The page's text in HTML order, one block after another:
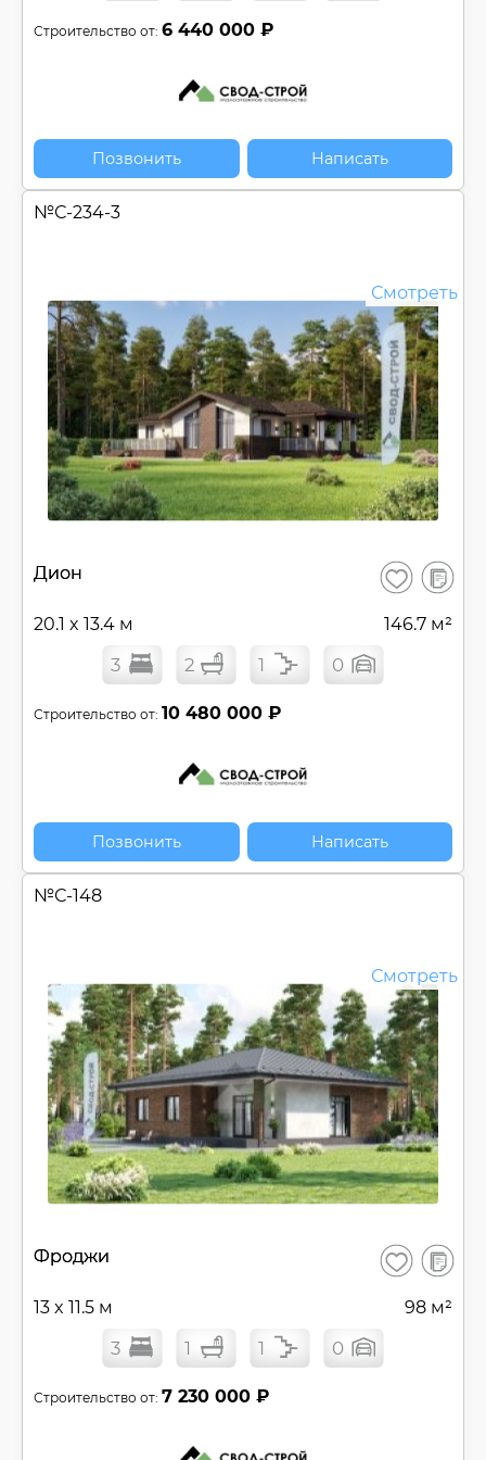
Строительство от: 6 440 000 ₽
Позвонить Написать
№С-234-3
Смотреть
Дион Сохранить
В
20.1 x 13.4 м 146.7 м²
3 2 1 0
Строительство от: 10 480 000 ₽
Позвонить Написать
№С-148
Смотреть
Фроджи Сохранить
В
13 x 11.5 м 98 м²
3 1 1 0
Строительство от: 7 230 000 ₽